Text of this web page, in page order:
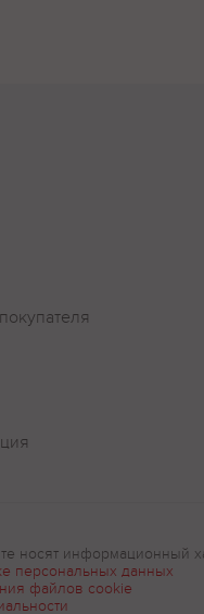
носят информационный
персональных данных
файлов cookie